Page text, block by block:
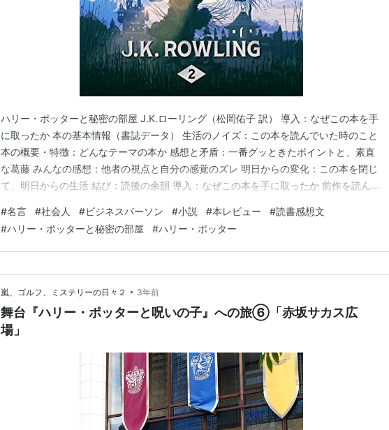
ハリー・ポッターと秘密の部屋 J.K.ローリング（松岡佑子 訳） 導入：なぜこの本を手
に取ったか 本の基本情報（書誌データ） 生活のノイズ：この本を読んでいた時のこと
本の概要・特徴：どんなテーマの本か 感想と矛盾：一番グッときたポイントと、素直
な葛藤 みんなの感想：他者の視点と自分の感覚のズレ 明日からの変化：この本を閉じ
て、明日からの生活 結び：読後の余韻 導入：なぜこの本を手に取ったか 前作を読んで
事が頭をよぎって憂鬱で、続きを読みたくて仕方なかった。30代独身会社員の一人暮
らしで、こんな魔法の世界に逃げ込む自…
#名言 #社会人 #ビジネスパーソン #小説 #​本レビュー #読書感想文
#ハリー・ポッターと秘密の部屋 #ハリー・ポッター
嵐、ゴルフ、ミステリーの日々２ • 3年前
舞台『ハリー・ポッターと呪いの子』への旅⑥「赤坂サカス広
場」